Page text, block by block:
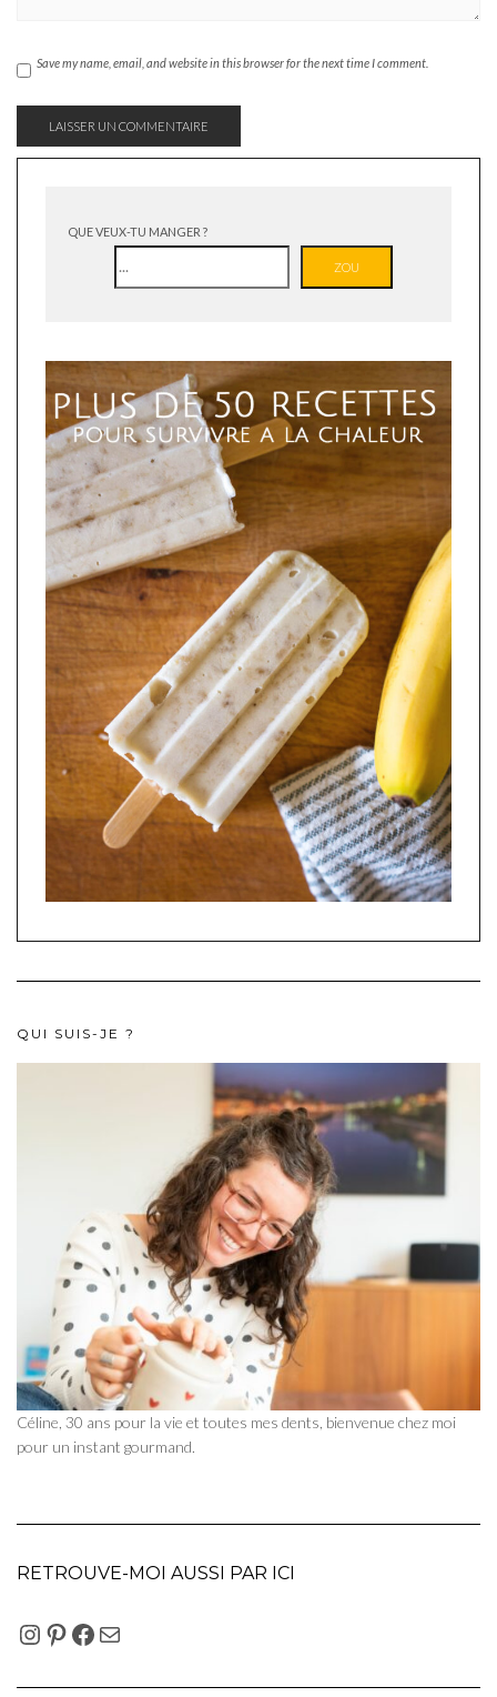
Save my name, email, and website in this browser for the next time I comment.
QUE VEUX-TU MANGER ?
ZOU
QUI SUIS-JE ?
Céline, 30 ans pour la vie et toutes mes dents, bienvenue chez moi
pour un instant gourmand.
RETROUVE-MOI AUSSI PAR ICI
INSTAGRAM
PINTEREST
FACEBOOK
E-MAIL